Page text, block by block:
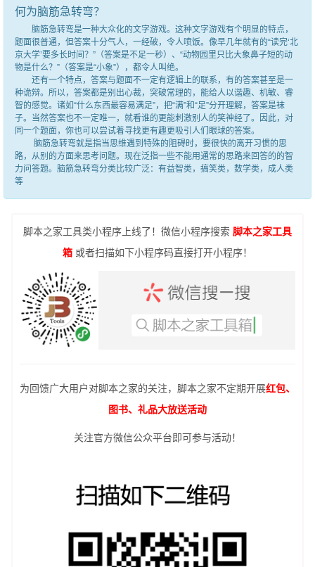
何为脑筋急转弯？
脑筋急转弯是一种大众化的文字游戏。这种文字游戏有个明显的特点，
题面很普通，但答案十分气人，一经破，令人喷饭。像早几年就有的“读完‘北
京大学’要多长时间？”（答案是不足一秒）、“动物园里只比大象鼻子短的动
物是什么？”（答案是“小象”），都令人叫绝。
还有一个特点，答案与题面不一定有逻辑上的联系，有的答案甚至是一
种诡辩。所以，答案都是别出心裁，突破常理的，能给人以谐趣、机敏、睿
智的感觉。诸如“什么东西最容易满足”，把“满”和“足”分开理解，答案是袜
子。当然答案也不一定唯一，就看谁的更能刺激别人的笑神经了。因此，对
同一个题面，你也可以尝试着寻找更有趣更吸引人们眼球的答案。
脑筋急转弯就是指当思维遇到特殊的阻碍时，要很快的离开习惯的思
路，从别的方面来思考问题。现在泛指一些不能用通常的思路来回答的的智
力问答题。脑筋急转弯分类比较广泛：有益智类，搞笑类，数学类，成人类
等
脚本之家工具类小程序上线了！微信小程序搜索 脚本之家工具
箱 或者扫描如下小程序码直接打开小程序！
为回馈广大用户对脚本之家的关注，脚本之家不定期开展红包、
图书、礼品大放送活动
关注官方微信公众平台即可参与活动！